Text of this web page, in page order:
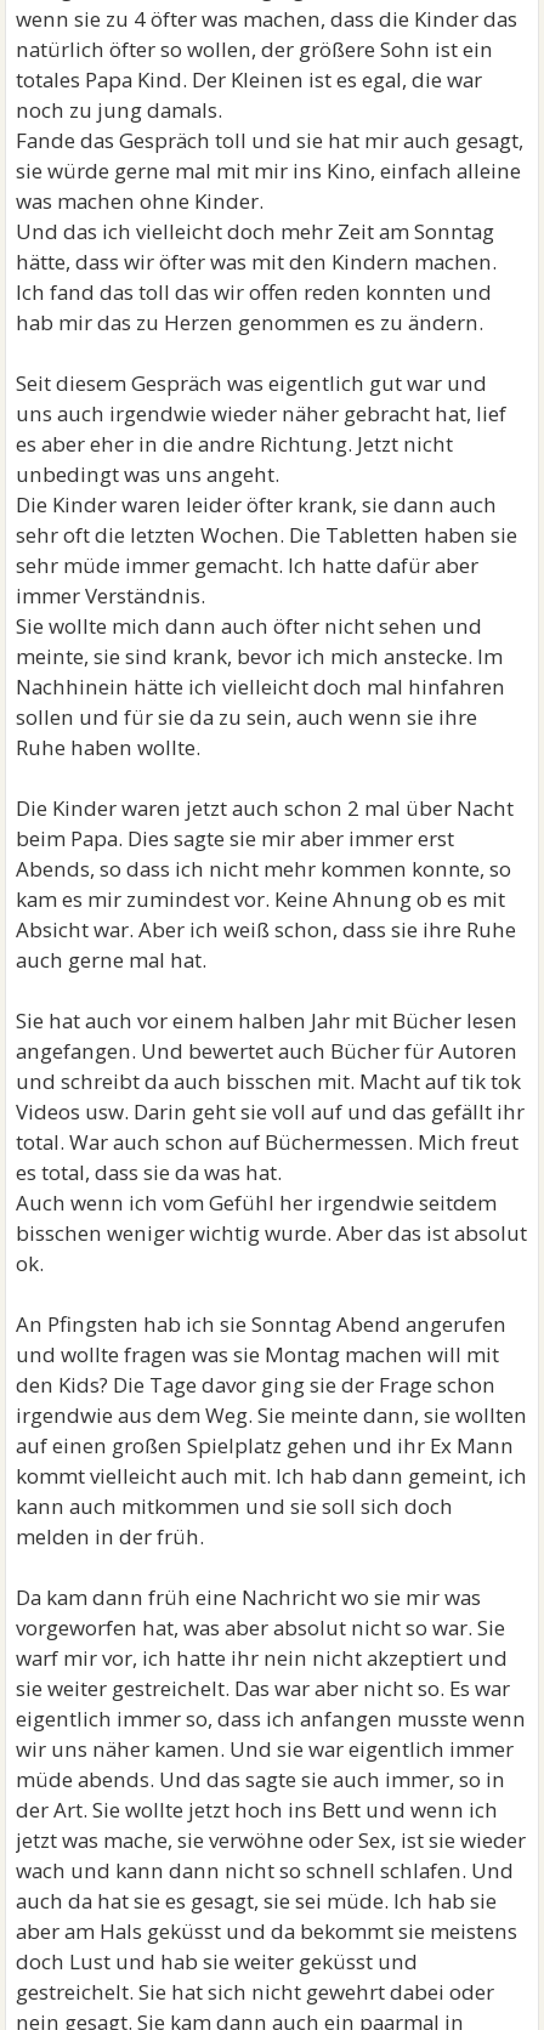
wenn sie zu 4 öfter was machen, dass die Kinder das
natürlich öfter so wollen, der größere Sohn ist ein
totales Papa Kind. Der Kleinen ist es egal, die war
noch zu jung damals.
Fande das Gespräch toll und sie hat mir auch gesagt,
sie würde gerne mal mit mir ins Kino, einfach alleine
was machen ohne Kinder.
Und das ich vielleicht doch mehr Zeit am Sonntag
hätte, dass wir öfter was mit den Kindern machen.
Ich fand das toll das wir offen reden konnten und
hab mir das zu Herzen genommen es zu ändern.
Seit diesem Gespräch was eigentlich gut war und
uns auch irgendwie wieder näher gebracht hat, lief
es aber eher in die andre Richtung. Jetzt nicht
unbedingt was uns angeht.
Die Kinder waren leider öfter krank, sie dann auch
sehr oft die letzten Wochen. Die Tabletten haben sie
sehr müde immer gemacht. Ich hatte dafür aber
immer Verständnis.
Sie wollte mich dann auch öfter nicht sehen und
meinte, sie sind krank, bevor ich mich anstecke. Im
Nachhinein hätte ich vielleicht doch mal hinfahren
sollen und für sie da zu sein, auch wenn sie ihre
Ruhe haben wollte.
Die Kinder waren jetzt auch schon 2 mal über Nacht
beim Papa. Dies sagte sie mir aber immer erst
Abends, so dass ich nicht mehr kommen konnte, so
kam es mir zumindest vor. Keine Ahnung ob es mit
Absicht war. Aber ich weiß schon, dass sie ihre Ruhe
auch gerne mal hat.
Sie hat auch vor einem halben Jahr mit Bücher lesen
angefangen. Und bewertet auch Bücher für Autoren
und schreibt da auch bisschen mit. Macht auf tik tok
Videos usw. Darin geht sie voll auf und das gefällt ihr
total. War auch schon auf Büchermessen. Mich freut
es total, dass sie da was hat.
Auch wenn ich vom Gefühl her irgendwie seitdem
bisschen weniger wichtig wurde. Aber das ist absolut
ok.
An Pfingsten hab ich sie Sonntag Abend angerufen
und wollte fragen was sie Montag machen will mit
den Kids? Die Tage davor ging sie der Frage schon
irgendwie aus dem Weg. Sie meinte dann, sie wollten
auf einen großen Spielplatz gehen und ihr Ex Mann
kommt vielleicht auch mit. Ich hab dann gemeint, ich
kann auch mitkommen und sie soll sich doch
melden in der früh.
Da kam dann früh eine Nachricht wo sie mir was
vorgeworfen hat, was aber absolut nicht so war. Sie
warf mir vor, ich hatte ihr nein nicht akzeptiert und
sie weiter gestreichelt. Das war aber nicht so. Es war
eigentlich immer so, dass ich anfangen musste wenn
wir uns näher kamen. Und sie war eigentlich immer
müde abends. Und das sagte sie auch immer, so in
der Art. Sie wollte jetzt hoch ins Bett und wenn ich
jetzt was mache, sie verwöhne oder Sex, ist sie wieder
wach und kann dann nicht so schnell schlafen. Und
auch da hat sie es gesagt, sie sei müde. Ich hab sie
aber am Hals geküsst und da bekommt sie meistens
doch Lust und hab sie weiter geküsst und
gestreichelt. Sie hat sich nicht gewehrt dabei oder
nein gesagt. Sie kam dann auch ein paarmal in